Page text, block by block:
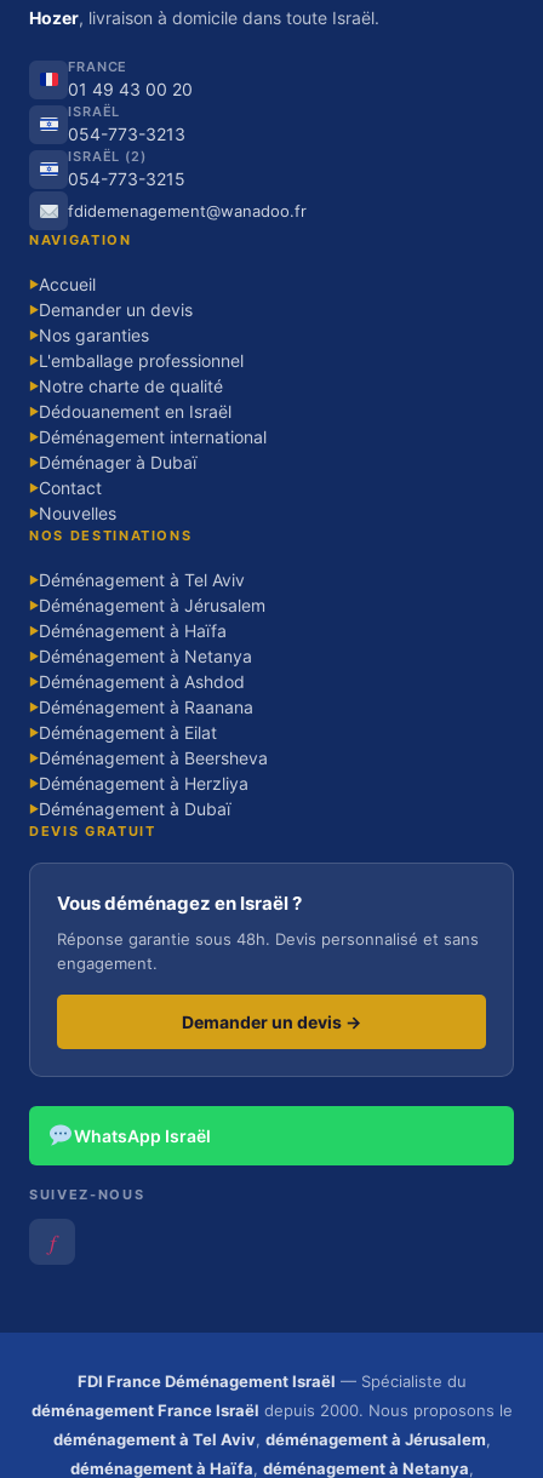
Hozer, livraison à domicile dans toute Israël.
FRANCE
01 49 43 00 20
ISRAËL
054-773-3213
ISRAËL (2)
054-773-3215
fdidemenagement@wanadoo.fr
NAVIGATION
▶Accueil
▶Demander un devis
▶Nos garanties
▶L'emballage professionnel
▶Notre charte de qualité
▶Dédouanement en Israël
▶Déménagement international
▶Déménager à Dubaï
▶Contact
▶Nouvelles
NOS DESTINATIONS
▶Déménagement à Tel Aviv
▶Déménagement à Jérusalem
▶Déménagement à Haïfa
▶Déménagement à Netanya
▶Déménagement à Ashdod
▶Déménagement à Raanana
▶Déménagement à Eilat
▶Déménagement à Beersheva
▶Déménagement à Herzliya
▶Déménagement à Dubaï
DEVIS GRATUIT
Vous déménagez en Israël ?
Réponse garantie sous 48h. Devis personnalisé et sans
engagement.
Demander un devis →
WhatsApp Israël
SUIVEZ-NOUS
𝑓
FDI France Déménagement Israël — Spécialiste du
déménagement France Israël depuis 2000. Nous proposons le
déménagement à Tel Aviv, déménagement à Jérusalem,
déménagement à Haïfa, déménagement à Netanya,